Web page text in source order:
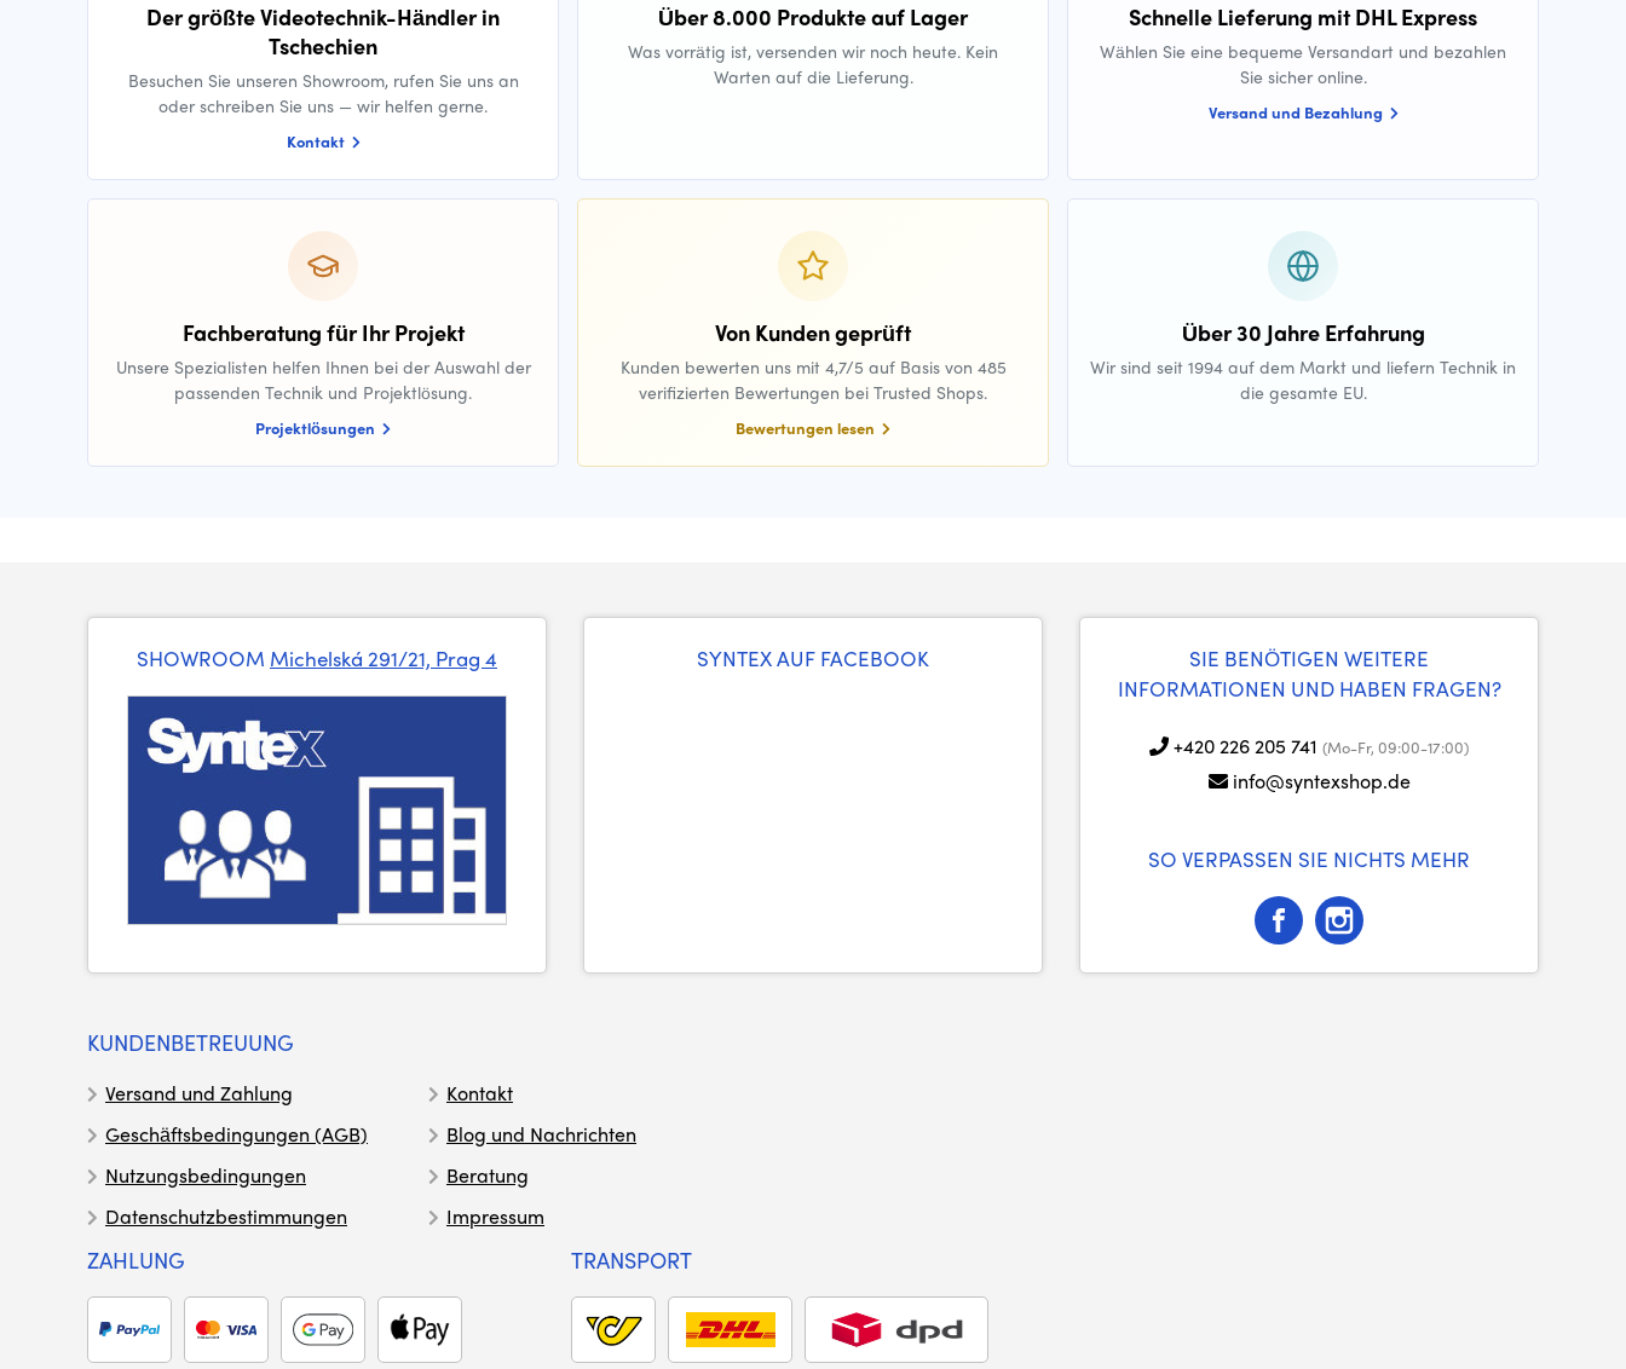
Der größte Videotechnik-Händler in
Tschechien
Besuchen Sie unseren Showroom, rufen Sie uns an
oder schreiben Sie uns — wir helfen gerne.
Kontakt
Über 8.000 Produkte auf Lager
Was vorrätig ist, versenden wir noch heute. Kein
Warten auf die Lieferung.
Schnelle Lieferung mit DHL Express
Wählen Sie eine bequeme Versandart und bezahlen
Sie sicher online.
Versand und Bezahlung
Fachberatung für Ihr Projekt
Unsere Spezialisten helfen Ihnen bei der Auswahl der
passenden Technik und Projektlösung.
Projektlösungen
Von Kunden geprüft
Kunden bewerten uns mit 4,7/5 auf Basis von 485
verifizierten Bewertungen bei Trusted Shops.
Bewertungen lesen
Über 30 Jahre Erfahrung
Wir sind seit 1994 auf dem Markt und liefern Technik in
die gesamte EU.
SHOWROOM Michelská 291/21, Prag 4 SYNTEX AUF FACEBOOK
SIE BENÖTIGEN WEITERE
INFORMATIONEN UND HABEN FRAGEN?
+420 226 205 741 (Mo-Fr, 09:00-17:00)
info@syntexshop.de
SO VERPASSEN SIE NICHTS MEHR
KUNDENBETREUUNG
Versand und Zahlung
Geschäftsbedingungen (AGB)
Nutzungsbedingungen
Datenschutzbestimmungen
Kontakt
Blog und Nachrichten
Beratung
Impressum
ZAHLUNG TRANSPORT